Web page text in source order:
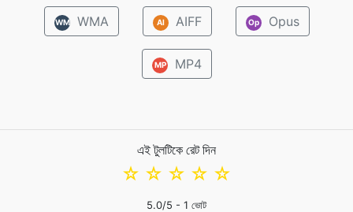
WM WMA AI AIFF Op Opus
MP MP4
এই টুলটিকে রেট দিন
☆
☆
☆
☆
☆
5.0/5 - 1 ভোট